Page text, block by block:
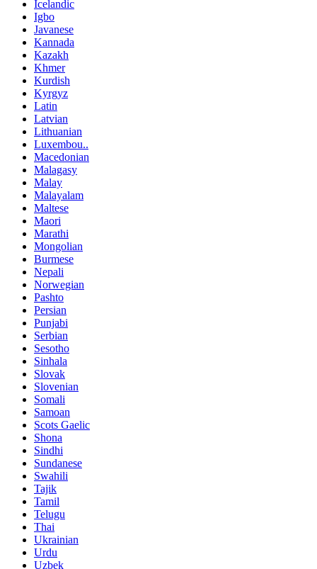
Icelandic
Igbo
Javanese
Kannada
Kazakh
Khmer
Kurdish
Kyrgyz
Latin
Latvian
Lithuanian
Luxembou..
Macedonian
Malagasy
Malay
Malayalam
Maltese
Maori
Marathi
Mongolian
Burmese
Nepali
Norwegian
Pashto
Persian
Punjabi
Serbian
Sesotho
Sinhala
Slovak
Slovenian
Somali
Samoan
Scots Gaelic
Shona
Sindhi
Sundanese
Swahili
Tajik
Tamil
Telugu
Thai
Ukrainian
Urdu
Uzbek